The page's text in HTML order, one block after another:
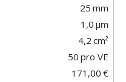
25 mm
1,0 μm
4,2 cm²
50 pro VE
171,00 €